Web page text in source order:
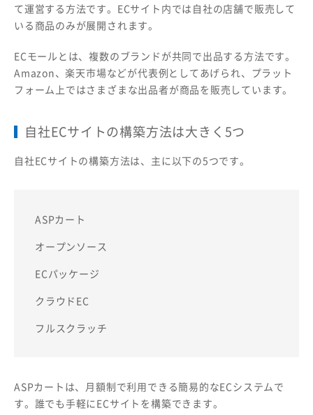
て運営する方法です。ECサイト内では自社の店舗で販売して
いる商品のみが展開されます。
ECモールとは、複数のブランドが共同で出品する方法です。
Amazon、楽天市場などが代表例としてあげられ、プラット
フォーム上ではさまざまな出品者が商品を販売しています。
自社ECサイトの構築方法は大きく5つ
自社ECサイトの構築方法は、主に以下の5つです。
ASPカート
オープンソース
ECパッケージ
クラウドEC
フルスクラッチ
ASPカートは、月額制で利用できる簡易的なECシステムで
す。誰でも手軽にECサイトを構築できます。